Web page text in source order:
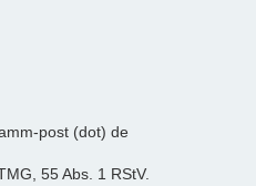
post (dot) de
55 Abs. 1 RStV.